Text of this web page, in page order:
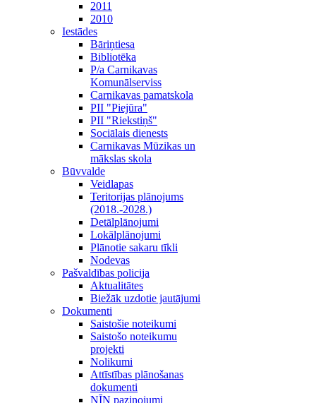
2011
2010
Iestādes
Bāriņtiesa
Bibliotēka
P/a Carnikavas
Komunālserviss
Carnikavas pamatskola
PII "Piejūra"
PII "Riekstiņš"
Sociālais dienests
Carnikavas Mūzikas un
mākslas skola
Būvvalde
Veidlapas
Teritorijas plānojums
(2018.-2028.)
Detālplānojumi
Lokālplānojumi
Plānotie sakaru tīkli
Nodevas
Pašvaldības policija
Aktualitātes
Biežāk uzdotie jautājumi
Dokumenti
Saistošie noteikumi
Saistošo noteikumu
projekti
Nolikumi
Attīstības plānošanas
dokumenti
NĪN paziņojumi